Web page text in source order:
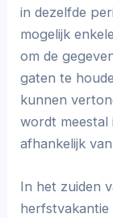
in dezelfde
mogelijk
om de
gaten te
kunnen
wordt meestal
afhankelijk
In het zuiden
herfstvakantie